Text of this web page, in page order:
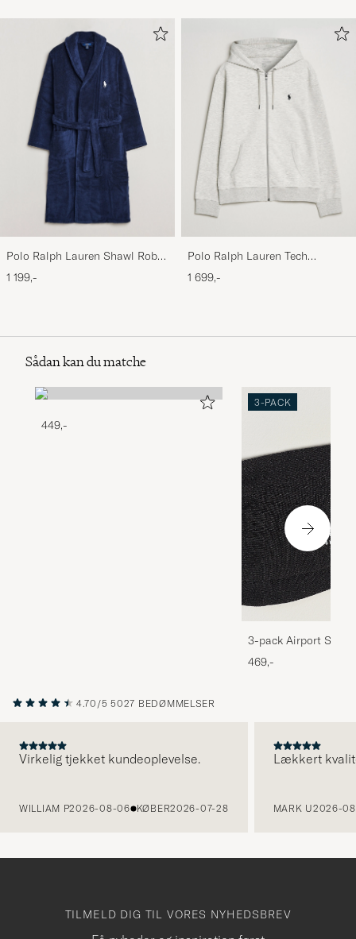
Polo Ralph Lauren Shawl Robe
Navy
1 199,-
Polo Ralph Lauren Tech
Performance Full Zip Light
Sport Heather
1 699,-
Sådan kan du matche
449,-
3-PACK
3-pack Airport
Melange
469,-
4.70/5 5027 BEDØMMELSER
Virkelig tjekket kundeoplevelse.
WILLIAM P2026-08-06 KØBER2026-07-28
Lækkert
MARK U2026-
TILMELD DIG TIL VORES NYHEDSBREV